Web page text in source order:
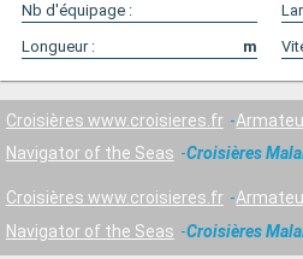
Nb d'équipage :
Longueur :
m
Croisières www.croisieres.fr
Navigator of the Seas
Croisières
Croisières www.croisieres.fr
Navigator of the Seas
Croisières